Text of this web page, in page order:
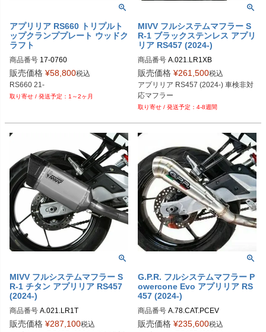
PRN012559-25
PRN012559-26
PRN012559-27
PRN012559-28
PRN012559-29
アプリリア RS660 トリプルト
ップクランププレート ウッドク
ラフト
商品番号 17-0760
販売価格 ¥58,800税込
RS660 21-
1～2ヶ月
MIVV フルシステムマフラー S
R-1 ブラックステンレス アプリ
リア RS457 (2024-)
商品番号 A.021.LR1XB
販売価格 ¥261,500税込
アプリリア RS457 (2024-) 車検非対
応マフラー
4-8週間
MIVV フルシステムマフラー S
R-1 チタン アプリリア RS457
(2024-)
商品番号 A.021.LR1T
販売価格 ¥287,100税込
G.P.R. フルシステムマフラー P
owercone Evo アプリリア RS
457 (2024-)
商品番号 A.78.CAT.PCEV
販売価格 ¥235,600税込